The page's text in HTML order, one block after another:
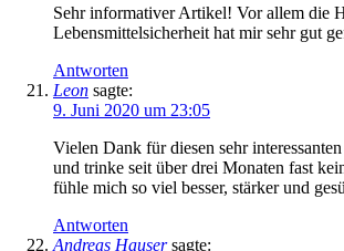
Sehr informativer Artikel! Vor allem die
Lebensmittelsicherheit hat mir sehr gut
Antworten
Leon sagte:
9. Juni 2020 um 23:05
Vielen Dank für diesen sehr
und trinke seit über drei Monaten fast
fühle mich so viel besser, stärker und
Antworten
Andreas Hauser sagte: